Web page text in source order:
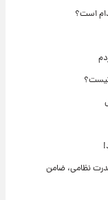
است؟
نظامی، ضامن